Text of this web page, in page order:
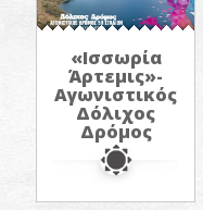
«Ισσωρία
Άρτεμις»-
Αγωνιστικός
Δόλιχος
Δρόμος